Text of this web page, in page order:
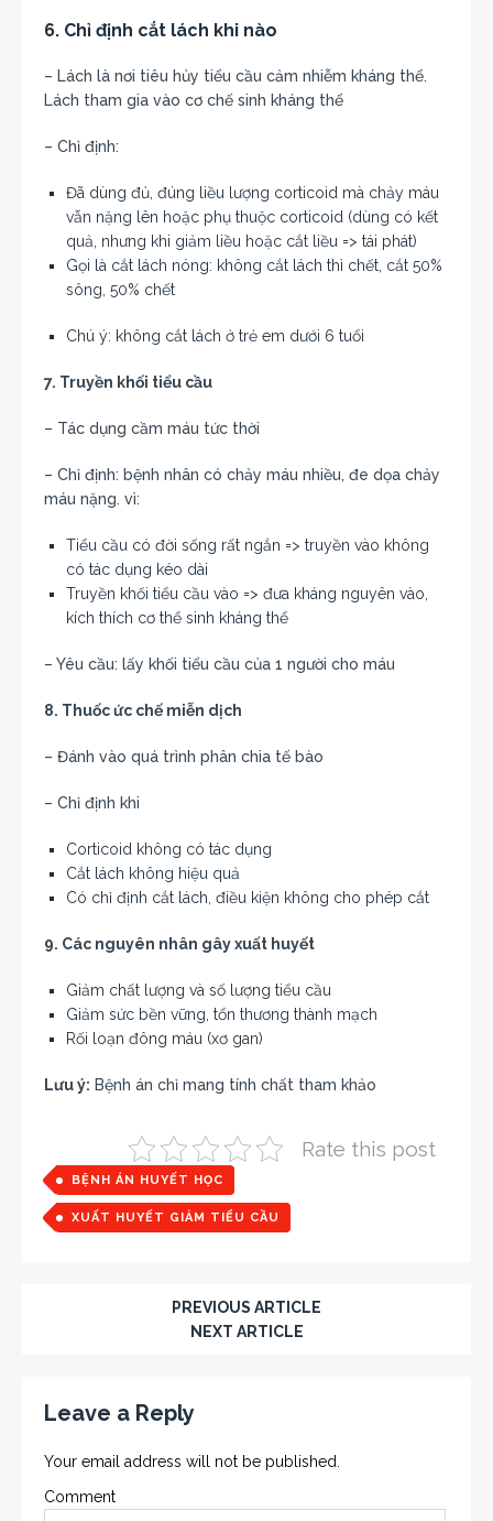
6. Chỉ định cắt lách khi nào
– Lách là nơi tiêu hủy tiểu cầu cảm nhiễm kháng thể.
Lách tham gia vào cơ chế sinh kháng thể
– Chỉ định:
Đã dùng đủ, đúng liều lượng corticoid mà chảy máu
vẫn nặng lên hoặc phụ thuộc corticoid (dùng có kết
quả, nhưng khi giảm liều hoặc cắt liều => tái phát)
Gọi là cắt lách nóng: không cắt lách thì chết, cắt 50%
sông, 50% chết
Chú ý: không cắt lách ở trẻ em dưới 6 tuổi
7. Truyền khối tiểu cầu
– Tác dụng cầm máu tức thời
– Chỉ định: bệnh nhân có chảy máu nhiều, đe dọa chảy
máu nặng. vì:
Tiểu cầu có đời sống rất ngắn => truyền vào không
có tác dụng kéo dài
Truyền khối tiểu cầu vào => đưa kháng nguyên vào,
kích thích cơ thể sinh kháng thể
– Yêu cầu: lấy khối tiểu cầu của 1 người cho máu
8. Thuốc ức chế miễn dịch
– Đánh vào quá trình phân chia tế bào
– Chỉ định khi
Corticoid không có tác dụng
Cắt lách không hiệu quả
Có chỉ định cắt lách, điều kiện không cho phép cắt
9. Các nguyên nhân gây xuất huyết
Giảm chất lượng và số lượng tiểu cầu
Giảm sức bền vững, tổn thương thành mạch
Rối loạn đông máu (xơ gan)
Lưu ý: Bệnh án chỉ mang tính chất tham khảo
Rate this post
BỆNH ÁN HUYẾT HỌC
XUẤT HUYẾT GIẢM TIỂU CẦU
PREVIOUS ARTICLE
NEXT ARTICLE
Leave a Reply
Your email address will not be published.
Comment